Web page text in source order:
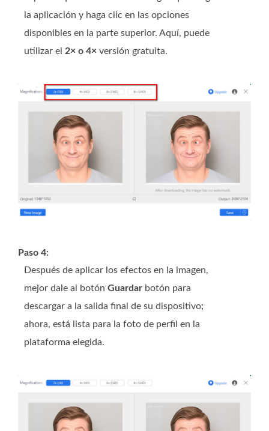
la aplicación y haga clic en las opciones
disponibles en la parte superior. Aquí, puede
utilizar el 2× o 4× versión gratuita.
Paso 4:
Después de aplicar los efectos en la imagen,
mejor dale al botón Guardar botón para
descargar a la salida final de su dispositivo;
ahora, está lista para la foto de perfil en la
plataforma elegida.